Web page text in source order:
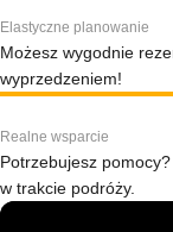
Elastyczne planowanie
Możesz wygodnie
wyprzedzeniem!
Realne wsparcie
Potrzebujesz
w trakcie podróży.